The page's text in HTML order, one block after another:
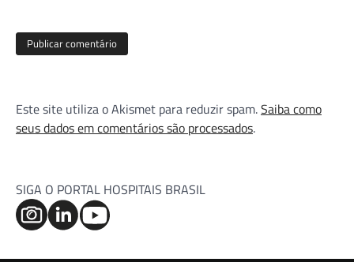
Este site utiliza o Akismet para reduzir spam.Saiba como
seus dados em comentários são processados.
SIGA O PORTAL HOSPITAIS BRASIL